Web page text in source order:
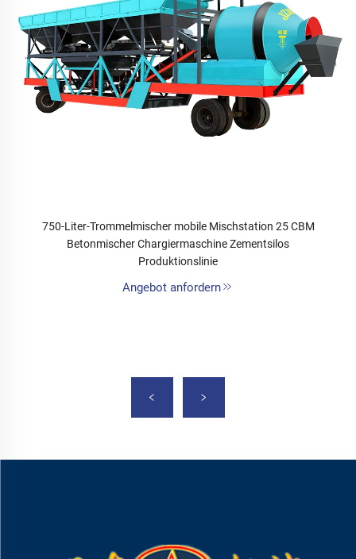
750-Liter-Trommelmischer mobile Mischstation 25 CBM
Betonmischer Chargiermaschine Zementsilos
Produktionslinie
Angebot anfordern